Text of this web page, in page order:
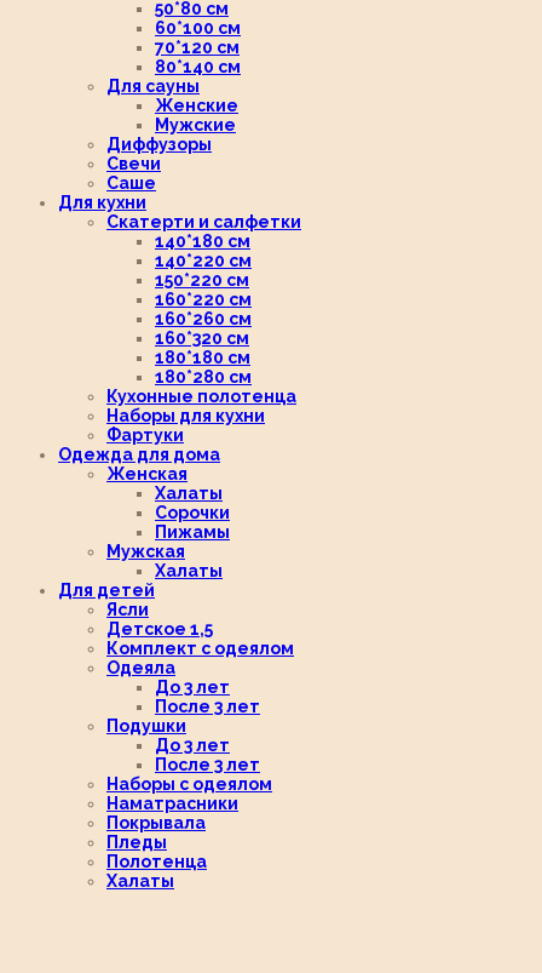
50*80 см
60*100 см
70*120 см
80*140 см
Для сауны
Женские
Мужские
Диффузоры
Свечи
Саше
Для кухни
Скатерти и салфетки
140*180 см
140*220 см
150*220 см
160*220 см
160*260 см
160*320 см
180*180 см
180*280 см
Кухонные полотенца
Наборы для кухни
Фартуки
Одежда для дома
Женская
Халаты
Сорочки
Пижамы
Мужская
Халаты
Для детей
Ясли
Детское 1,5
Комплект с одеялом
Одеяла
До 3 лет
После 3 лет
Подушки
До 3 лет
После 3 лет
Наборы с одеялом
Наматрасники
Покрывала
Пледы
Полотенца
Халаты